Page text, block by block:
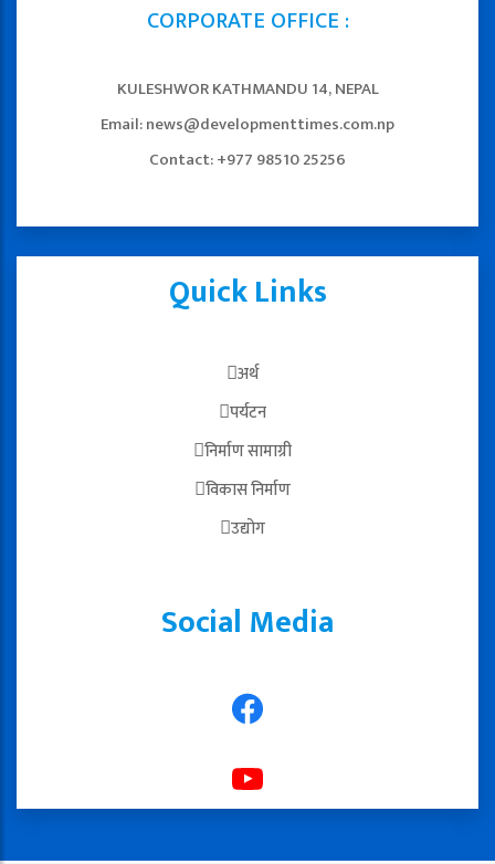
CORPORATE OFFICE :
KULESHWOR KATHMANDU 14, NEPAL
Email: news@developmenttimes.com.np
Contact: +977 98510 25256
Quick Links
अर्थ
पर्यटन
निर्माण सामाग्री
विकास निर्माण
उद्योग
Social Media